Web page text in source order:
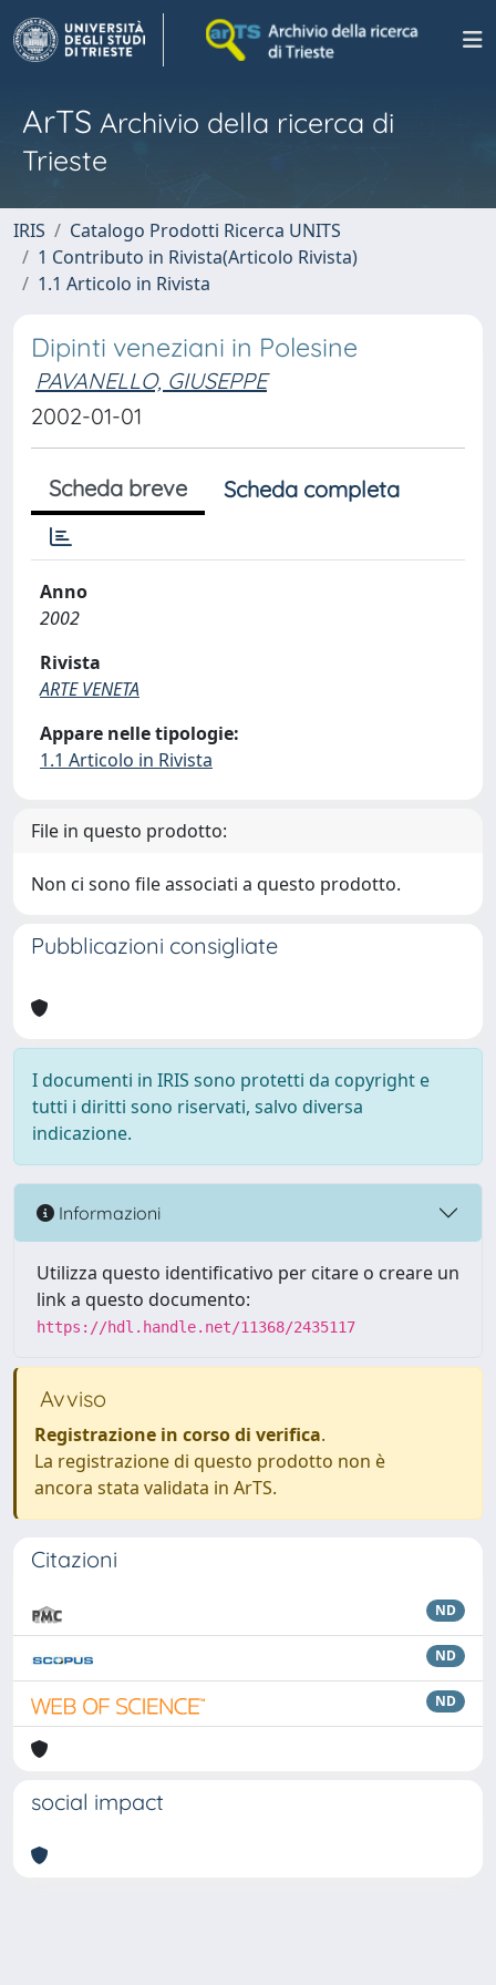
ArTS Archivio della ricerca di
Trieste
IRIS
Catalogo Prodotti Ricerca UNITS
1 Contributo in Rivista(Articolo Rivista)
1.1 Articolo in Rivista
Dipinti veneziani in Polesine
PAVANELLO, GIUSEPPE
2002-01-01
Scheda breve Scheda completa
Anno
2002
Rivista
ARTE VENETA
Appare nelle tipologie:
1.1 Articolo in Rivista
File in questo prodotto:
Non ci sono file associati a questo prodotto.
Pubblicazioni consigliate
I documenti in IRIS sono protetti da copyright e
tutti i diritti sono riservati, salvo diversa
indicazione.
Informazioni
Utilizza questo identificativo per citare o creare un
link a questo documento:
https://hdl.handle.net/11368/2435117
Avviso
Registrazione in corso di verifica.
La registrazione di questo prodotto non è
ancora stata validata in ArTS.
Citazioni
ND
ND
ND
social impact